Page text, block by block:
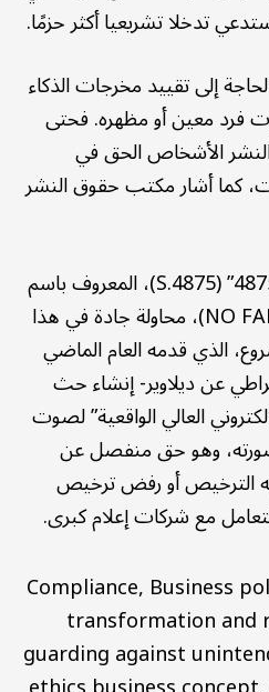
تدخلا تشريعيا أكثر حزمًا.
إلى تقييد مخرجات الذكاء
فرد معين أو مظهره. فحتى
الأشخاص الحق في
كما أشار مكتب حقوق النشر
ويعدّ مشروع القانون “إس.4875” (S.4875)، المعروف باسم
“قانون لا للتزوير” (NO FAKES Act)، محاولة جادة في هذا
الذي قدمه العام الماضي
عن ديلاوير- إنشاء حث
العالي الواقعية” لصوت
وهو حق منفصل عن
الترخيص أو رفض ترخيص
مع شركات إعلام كبرى.